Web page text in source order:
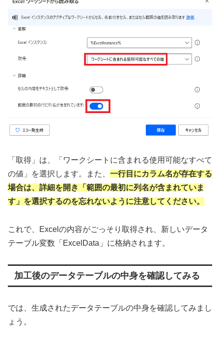
「取得」は、「ワークシートに含まれる使用可能なすべて
の値」を選択します。また、 一行目にカラム名が存在する
場合は、詳細を開き「範囲の最初に列名が含まれていま
す」を選択するのを忘れないように注意してください。
これで、Excelの内容がごっそり取得され、新しいデータ
テーブル変数「ExcelData」に格納されます。
加工後のデータテーブルの中身を確認してみる
では、生成されたデータテーブルの中身を確認してみまし
ょう。